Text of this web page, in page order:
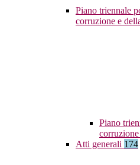
Piano triennale
corruzione e
Piano
Atti generali 174